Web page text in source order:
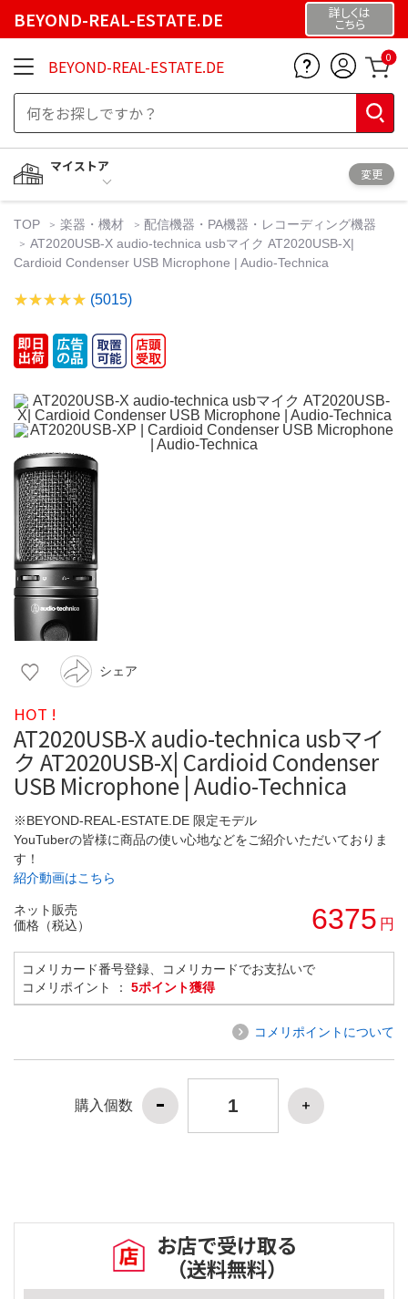
BEYOND-REAL-ESTATE.DE 詳しくは
こちら
BEYOND-REAL-ESTATE.DE 0
マイストア
変更
TOP 楽器・機材
配信機器・PA機器・レコーディング機器
AT2020USB-X audio-technica usbマイク AT2020USB-X|
Cardioid Condenser USB Microphone | Audio-Technica
(5015)
シェア
HOT !
AT2020USB-X audio-technica usbマイ
ク AT2020USB-X| Cardioid Condenser
USB Microphone | Audio-Technica
※BEYOND-REAL-ESTATE.DE 限定モデル
YouTuberの皆様に商品の使い心地などをご紹介いただいておりま
す！
紹介動画はこちら
ネット販売
価格（税込）
6375 円
コメリカード番号登録、コメリカードでお支払いで
コメリポイント ： 5ポイント獲得
コメリポイントについて
購入個数
お店で受け取る
（送料無料）